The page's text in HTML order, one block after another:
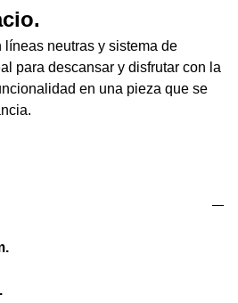
líneas neutras y sistema de
para descansar y disfrutar con la
en una pieza que se